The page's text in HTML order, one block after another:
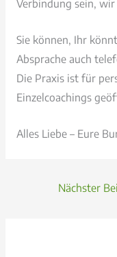
Verbindung sein,
Sie können, Ihr
Absprache auch
Die Praxis ist für
Einzelcoachings
Alles Liebe – Eure
Nächster